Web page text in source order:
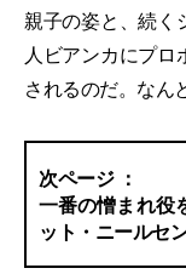
親子の姿と、続く
人ビアンカにプロ
されるのだ。なん
一番の憎まれ役
ット・ニールセ